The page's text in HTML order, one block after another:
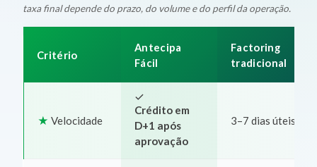
taxa final depende do prazo, do volume e do perfil da operação.
Critério
Antecipa
Fácil
Factoring
tradicional
Velocidade
Crédito em
D+1 após
aprovação
3–7 dias úteis